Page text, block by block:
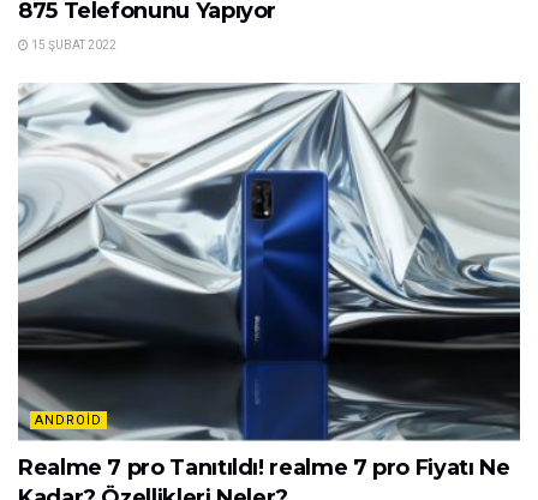
875 Telefonunu Yapıyor
15 ŞUBAT 2022
ANDROID
Realme 7 pro Tanıtıldı! realme 7 pro Fiyatı Ne